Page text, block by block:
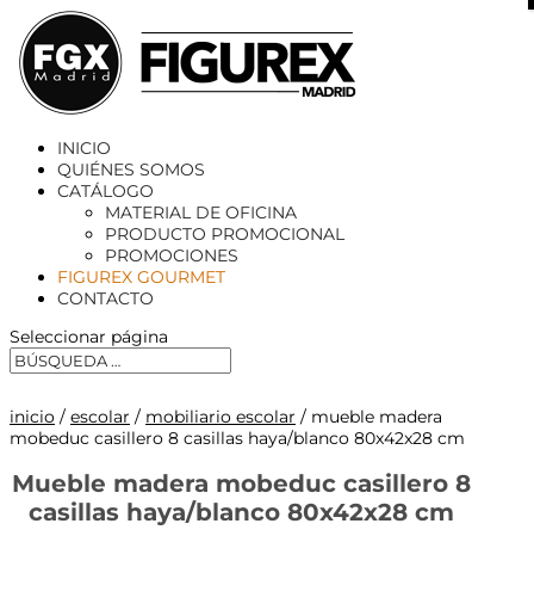
INICIO
QUIÉNES SOMOS
CATÁLOGO
MATERIAL DE OFICINA
PRODUCTO PROMOCIONAL
PROMOCIONES
FIGUREX GOURMET
CONTACTO
Seleccionar página
inicio / escolar / mobiliario escolar / mueble madera
mobeduc casillero 8 casillas haya/blanco 80x42x28 cm
Mueble madera mobeduc casillero 8
casillas haya/blanco 80x42x28 cm